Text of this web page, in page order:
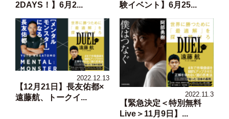
2DAYS！】6月2...
験イベント】6月25...
2022.12.13
【12月21日】長友佑都×
遠藤航、トークイ...
2022.11.3
【緊急決定＜特別無料
Live＞11月9日】...